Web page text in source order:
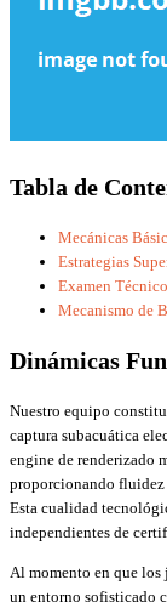
Tabla de
Mecánicas
Estrategias
Examen
Mecanismo de
Dinámicas
Nuestro equipo
captura subacuática
engine de renderizado
proporcionando fluidez
Esta cualidad
independientes de
Al momento en que los
un entorno sofisticado